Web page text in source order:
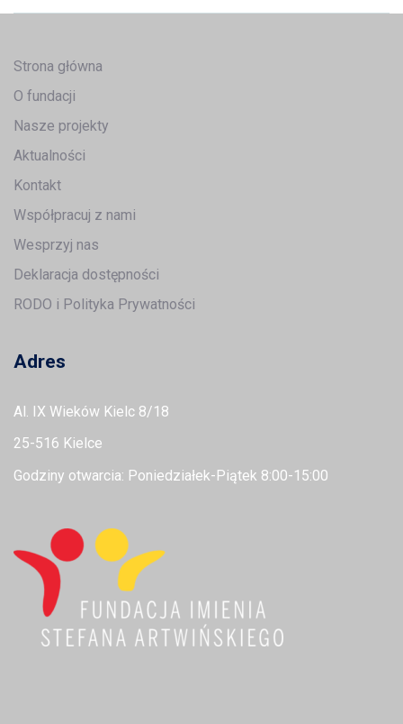
Strona główna
O fundacji
Nasze projekty
Aktualności
Kontakt
Współpracuj z nami
Wesprzyj nas
Deklaracja dostępności
RODO i Polityka Prywatności
Adres
Al. IX Wieków Kielc 8/18
25-516 Kielce
Godziny otwarcia: Poniedziałek-Piątek 8:00-15:00